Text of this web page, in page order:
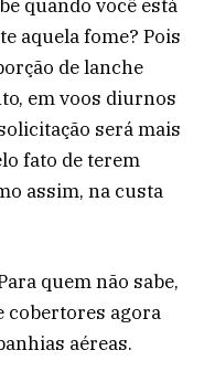
quando você está
aquela fome? Pois
de lanche
em voos diurnos
será mais
fato de terem
assim, na custa
quem não sabe,
cobertores agora
aéreas.